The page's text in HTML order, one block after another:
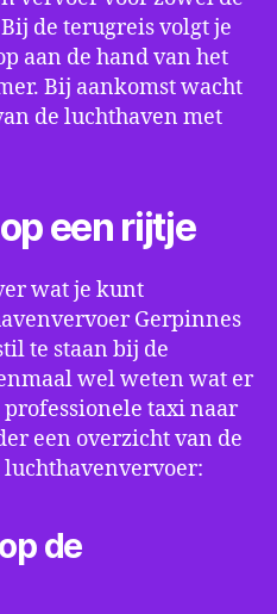
de terugreis volgt je
aan de hand van het
Bij aankomst wacht
de luchthaven met
een rijtje
wat je kunt
Gerpinnes
te staan bij de
wel weten wat er
taxi naar
een overzicht van de
de